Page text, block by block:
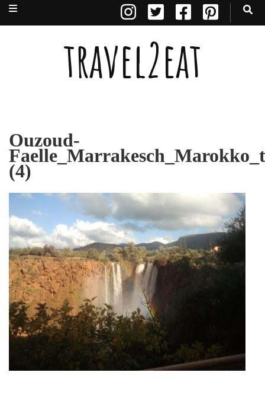
travel2eat
Ouzoud-
(4)